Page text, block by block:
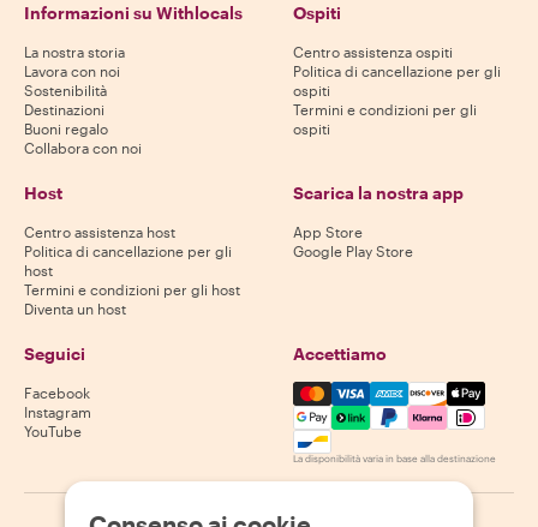
Informazioni su Withlocals
La nostra storia
Lavora con noi
Sostenibilità
Destinazioni
Buoni regalo
Collabora con noi
Ospiti
Centro assistenza ospiti
Politica di cancellazione per gli
ospiti
Termini e condizioni per gli
ospiti
Host
Centro assistenza host
Politica di cancellazione per gli
host
Termini e condizioni per gli host
Diventa un host
Scarica la nostra app
App Store
Google Play Store
Seguici
Facebook
Instagram
YouTube
Accettiamo
Mastercard, Visa, Amex,
La disponibilità varia in base alla destinazione